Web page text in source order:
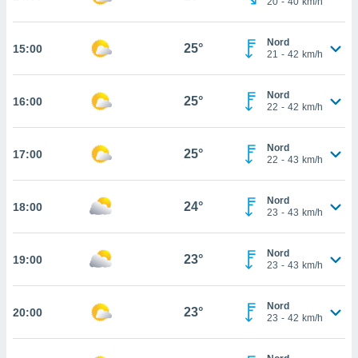
del
dei
ad
15:00 25°
Nord
21 - 42 km/h
16:00 25°
Nord
22 - 42 km/h
17:00 25°
Nord
22 - 43 km/h
18:00 24°
Nord
23 - 43 km/h
19:00 23°
Nord
23 - 43 km/h
20:00 23°
Nord
23 - 42 km/h